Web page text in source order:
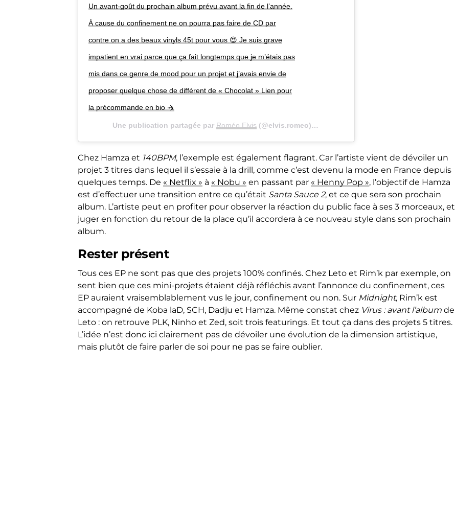
Un avant-goût du prochain album prévu avant la fin de l’année.
À cause du confinement ne on pourra pas faire de CD par
contre on a des beaux vinyls 45t pour vous 😍 Je suis grave
impatient en vrai parce que ça fait longtemps que je m’étais pas
mis dans ce genre de mood pour un projet et j’avais envie de
proposer quelque chose de différent de « Chocolat » Lien pour
la précommande en bio 🤺
Une publication partagée par Roméo Elvis (@elvis.romeo) le
Chez Hamza et 140BPM, l’exemple est également flagrant. Car l’artiste vient de dévoiler un
projet 3 titres dans lequel il s’essaie à la drill, comme c’est devenu la mode en France depuis
quelques temps. De « Netflix » à « Nobu » en passant par « Henny Pop », l’objectif de Hamza
est d’effectuer une transition entre ce qu’était Santa Sauce 2, et ce que sera son prochain
album. L’artiste peut en profiter pour observer la réaction du public face à ses 3 morceaux, et
juger en fonction du retour de la place qu’il accordera à ce nouveau style dans son prochain
album.
Rester présent
Tous ces EP ne sont pas que des projets 100% confinés. Chez Leto et Rim’k par exemple, on
sent bien que ces mini-projets étaient déjà réfléchis avant l’annonce du confinement, ces
EP auraient vraisemblablement vus le jour, confinement ou non. Sur Midnight, Rim’k est
accompagné de Koba laD, SCH, Dadju et Hamza. Même constat chez Virus : avant l’album de
Leto : on retrouve PLK, Ninho et Zed, soit trois featurings. Et tout ça dans des projets 5 titres.
L’idée n’est donc ici clairement pas de dévoiler une évolution de la dimension artistique,
mais plutôt de faire parler de soi pour ne pas se faire oublier.